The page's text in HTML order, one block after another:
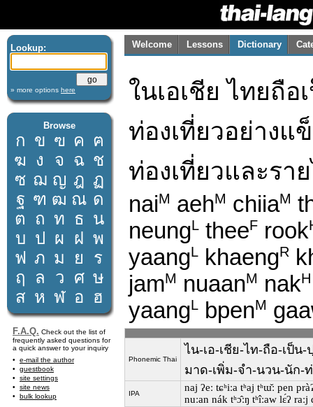
Lookup:
» more options here
Browse
ก ข ฃ ค ฅ
ฆ ง จ ฉ ช
ซ ฌ ญ ฎ ฏ
ฐ ฑ ฒ ณ ด
ต ถ ท ธ น
บ ป ผ ฝ พ
ฟ ภ ม ย
ร
ฤ
ล ว ศ ษ
ส ห ฬ อ ฮ
F.A.Q. Check out the list of
frequently asked questions for
a quick answer to your inquiry
e-mail the author
guestbook
site settings
site news
bulk lookup
Welcome Lessons Dictionary
ในเอเชีย ไทยถื
ท่องเที่ยวอย่าง
ท่องเที่ยวและรา
naiM aehM chiiaM
neungL theeF rook
yaangL khaengR
jamM nuaanM nakH
yaangL bpenM
Phonemic Thai
ไน-เอ-เชีย-ไท-ถือ-เป็
มาด-เพิ่ม-จำ-นวน-นัก-
IPA
naj ʔeː tɕʰiːa tʰaj tʰɯ̌ː pen
nuːan nák tʰɔ̂ːŋ tʰîːaw lɛ́ʔ